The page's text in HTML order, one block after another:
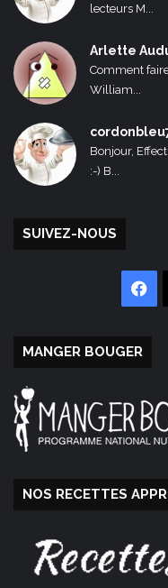
lecteurs M...
Arlette
Comment
William...
Bonjour,
:-) B...
SUIVEZ-NOUS
MANGER BOUGER
NOS RECETTES